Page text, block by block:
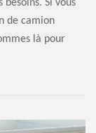
Si vous
de camion
là pour